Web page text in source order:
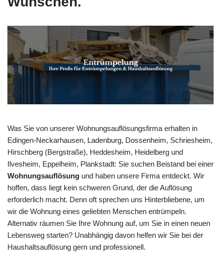
Was Sie von unserer Wohnungsauflösungsfirma erhalten in
Edingen-Neckarhausen, Ladenburg, Dossenheim, Schriesheim,
Hirschberg (Bergstraße), Heddesheim, Heidelberg und
Ilvesheim, Eppelheim, Plankstadt: Sie suchen Beistand bei einer
Wohnungsauflösung und haben unsere Firma entdeckt. Wir
hoffen, dass liegt kein schweren Grund, der die Auflösung
erforderlich macht. Denn oft sprechen uns Hinterbliebene, um
wir die Wohnung eines geliebten Menschen entrümpeln.
Alternativ räumen Sie Ihre Wohnung auf, um Sie in einen neuen
Lebensweg starten? Unabhängig davon helfen wir Sie bei der
Haushaltsauflösung gern und professionell.